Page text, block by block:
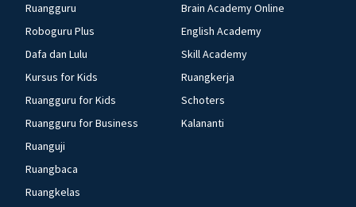
Ruangguru
Roboguru Plus
Dafa dan Lulu
Kursus for Kids
Ruangguru for Kids
Ruangguru for Business
Ruanguji
Ruangbaca
Ruangkelas
Brain Academy Online
English Academy
Skill Academy
Ruangkerja
Schoters
Kalananti